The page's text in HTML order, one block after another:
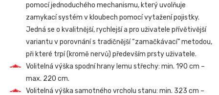
pomocí jednoduchého mechanismu, který uvolňuje
zamykací systém v kloubech pomocí vytažení pojistky.
Jedná se o kvalitnější, rychlejší a pro uživatele přívětivější
variantu v porovnání s tradičnější “zamačkávací” metodou,
při které trpí (kromě nervů) především prsty uživatele.
Volitelná výška spodní hrany lemu střechy: min. 190 cm –
max. 220 cm.
Volitelná výška samotného vrcholu stanu: min. 323 cm –